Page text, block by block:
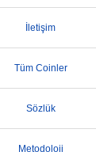
İletişim
Tüm Coinler
Sözlük
Metodoloji